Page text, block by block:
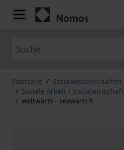
Zum Inhalt springen
Startseite / Sozialwissenschaften
/ Soziale Arbeit / Sozialwirtschaft
/ weltwärts - sexwärts?!